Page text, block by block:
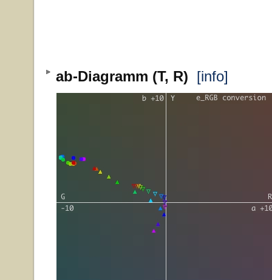
ab-Diagramm (T, R) [info]